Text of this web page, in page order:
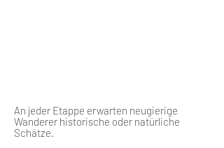
An jeder Etappe erwarten neugierige
Wanderer historische oder natürliche
Schätze.